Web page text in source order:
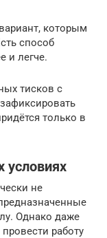
которым
способ
и легче.
тисков с
только в
условиях
не
Однако даже
работу